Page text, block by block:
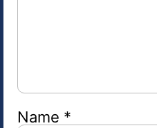
Name *